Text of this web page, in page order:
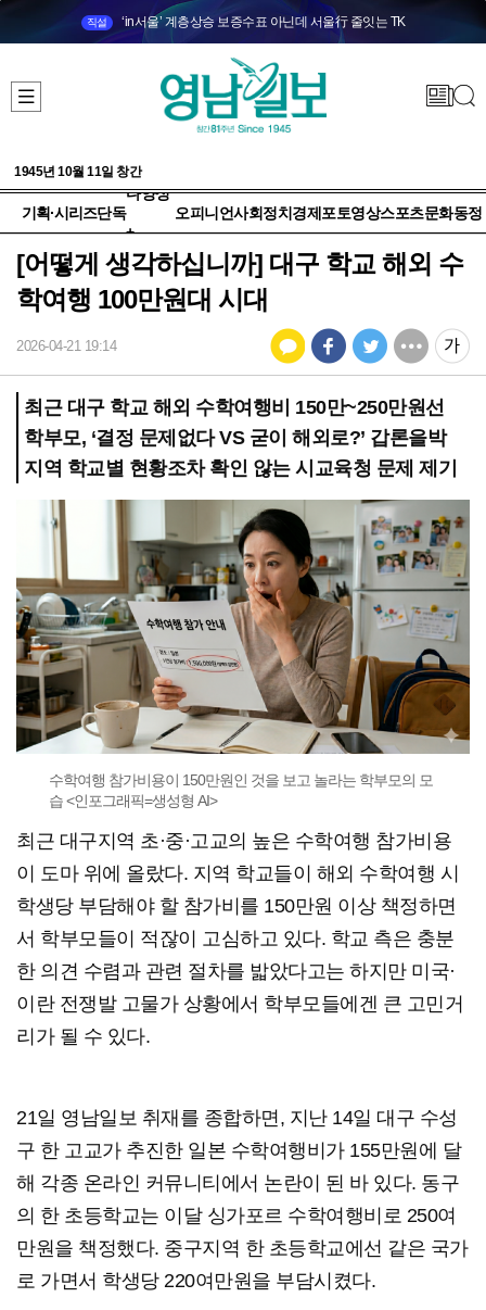
직설 ‘in서울’ 계층상승 보증수표 아닌데 서울行 줄잇는 TK
1945년 10월 11일 창간
기획·시리즈단독
다양성
+
오피니언사회정치 경제 포토영상스포츠문화동정
[어떻게 생각하십니까] 대구 학교 해외 수
학여행 100만원대 시대
2026-04-21 19:14
최근 대구 학교 해외 수학여행비 150만~250만원선
학부모, ‘결정 문제없다 VS 굳이 해외로?’ 갑론을박
지역 학교별 현황조차 확인 않는 시교육청 문제 제기
수학여행 참가비용이 150만원인 것을 보고 놀라는 학부모의 모
습 <인포그래픽=생성형 AI>
최근 대구지역 초·중·고교의 높은 수학여행 참가비용
이 도마 위에 올랐다. 지역 학교들이 해외 수학여행 시
학생당 부담해야 할 참가비를 150만원 이상 책정하면
서 학부모들이 적잖이 고심하고 있다. 학교 측은 충분
한 의견 수렴과 관련 절차를 밟았다고는 하지만 미국·
이란 전쟁발 고물가 상황에서 학부모들에겐 큰 고민거
리가 될 수 있다.
21일 영남일보 취재를 종합하면, 지난 14일 대구 수성
구 한 고교가 추진한 일본 수학여행비가 155만원에 달
해 각종 온라인 커뮤니티에서 논란이 된 바 있다. 동구
의 한 초등학교는 이달 싱가포르 수학여행비로 250여
만원을 책정했다. 중구지역 한 초등학교에선 같은 국가
로 가면서 학생당 220여만원을 부담시켰다.